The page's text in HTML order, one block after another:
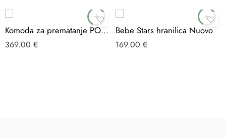
Komoda za prematanje POLAR
369.00 €
Bebe Stars hranilica Nuovo
169.00 €